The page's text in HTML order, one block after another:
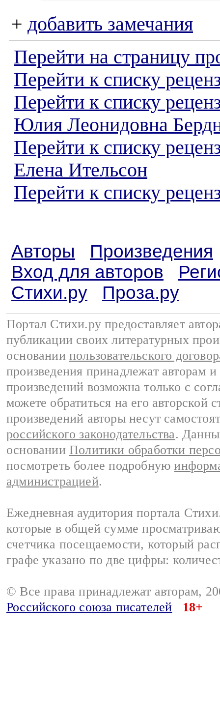
+ добавить замечания
Перейти на страницу
Перейти к списку
Перейти к списку
Юлия Леонидовна
Перейти к списку
Елена Ительсон
Перейти к списку
Авторы
Произведения
Вход для авторов
Стихи.ру
Проза.ру
Портал Стихи.ру предоставляет
публикации своих литературных
основании пользовательского
произведения принадлежат авторам
произведений возможна только с
можете обратиться на его авторской
произведений авторы несут
российского законодательства.
основании Политики обработки
посмотреть более подробную
администрацией.
Ежедневная аудитория портала
которые в общей сумме
счетчика посещаемости, который
графе указано по две цифры:
© Все права принадлежат авторам,
Российского союза писателей
18+